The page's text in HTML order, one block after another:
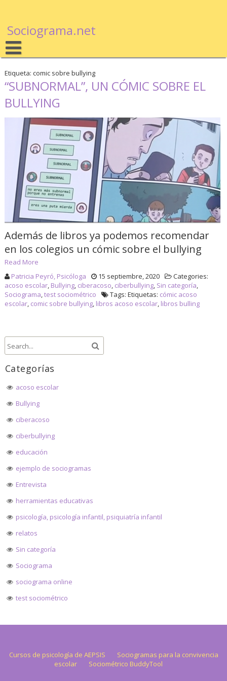
Sociograma.net
Etiqueta: comic sobre bullying
“SUBNORMAL”, UN CÓMIC SOBRE EL
BULLYING
Además de libros ya podemos recomendar
en los colegios un cómic sobre el bullying
Read More
Patricia Peyró, Psicóloga
15 septiembre, 2020
Categories:
acoso escolar, Bullying, ciberacoso, ciberbullying, Sin categoría,
Sociograma,test sociométrico Tags: Etiquetas: cómic acoso
escolar, comic sobre bullying, libros acoso escolar, libros bulling
Categorías
acoso escolar
Bullying
ciberacoso
ciberbullying
educación
ejemplo de sociogramas
Entrevista
herramientas educativas
psicología, psicología infantil, psiquiatría infantil
relatos
Sin categoría
Sociograma
sociograma online
test sociométrico
Cursos de psicología de AEPSIS
Sociogramas para la convivencia
escolar
Sociométrico BuddyTool